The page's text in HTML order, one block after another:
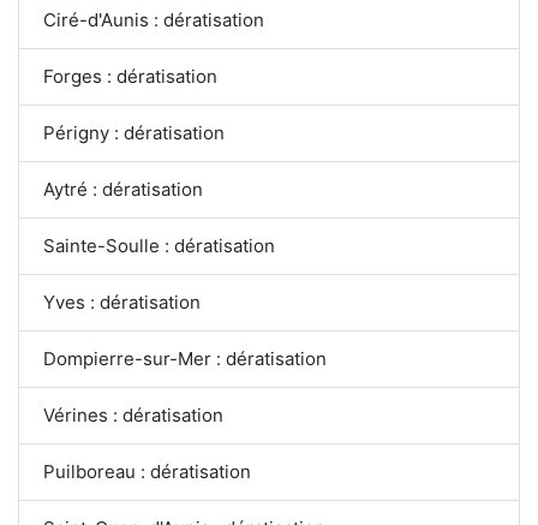
Ciré-d'Aunis : dératisation
Forges : dératisation
Périgny : dératisation
Aytré : dératisation
Sainte-Soulle : dératisation
Yves : dératisation
Dompierre-sur-Mer : dératisation
Vérines : dératisation
Puilboreau : dératisation